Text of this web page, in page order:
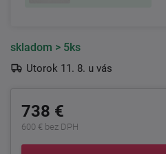
skladom > 5ks
Utorok 11. 8. u vás
738 €
600 € bez DPH